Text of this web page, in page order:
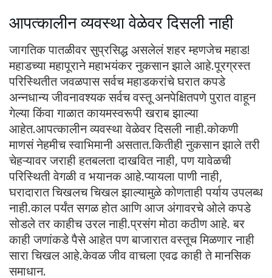
आपत्कालीन व्यवस्था वेळेवर दिसली नाही
जागतिक पातळीवर सुप्रसिद्ध असलेलं शहर म्हणजेच महाड!
महाडच्या महापूराने महाभयंकर नुकसान झाले आहे.पूरग्रस्त
परिस्थितीत जवळपास सर्वच महाडकरांचे घरात कपडे
अन्नधान्य जीवनावश्यक सर्वच वस्तू अनपेक्षितपणे पुरात वाहून
गेल्या किंवा गाळात कायमस्वरूपी खराब झाल्या
आहेत.आपत्कालीन व्यवस्था वेळेवर दिसली नाही.कोकणी
माणसं नेहमीच स्वाभिमानी असतात.कितीही नुकसान झाले तरी
चेहऱ्यावर जराही हतबलता दाखवित नाही, पण यावेळची
परिस्थिती वेगळी व भयानक आहे.प्यायला पाणी नाही,
घरादारात चिखलच चिखल झाल्यामुळे कोणताही पर्याय उपलब्ध
नाही.काल पर्यंत सगळ होत आणि आज अंगावरचे ओले कपडे
सोडले तर काहीच उरल नाही.प्रसंग मोठा कठीण आहे. बर
काही जणांकडे पैसे आहेत पण बाजारात वस्तूच मिळणार नाही
सारा चिखल आहे.केवळ जीव वाचला एवढ काही ते मानसिक
समाधान.